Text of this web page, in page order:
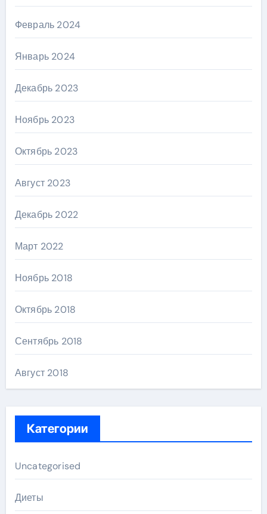
Февраль 2024
Январь 2024
Декабрь 2023
Ноябрь 2023
Октябрь 2023
Август 2023
Декабрь 2022
Март 2022
Ноябрь 2018
Октябрь 2018
Сентябрь 2018
Август 2018
Категории
Uncategorised
Диеты